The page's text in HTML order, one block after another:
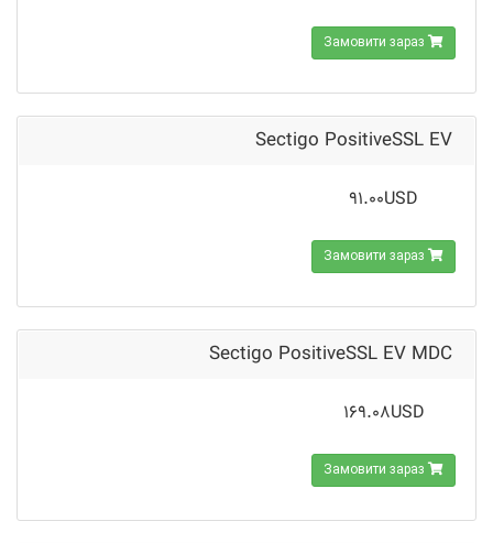
Замовити зараз
Sectigo PositiveSSL EV
91.00USD
Замовити зараз
Sectigo PositiveSSL EV MDC
169.08USD
Замовити зараз